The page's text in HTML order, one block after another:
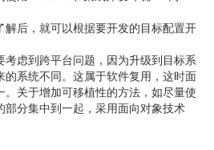
后，就可以根据要开发的目标配置开
虑到跨平台问题，因为升级到目标系
的系统不同。这属于软件复用，这时面
。关于增加可移植性的方法，如尽量使
部分集中到一起，采用面向对象技术